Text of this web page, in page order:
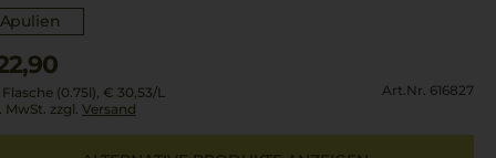
Apulien
(0.75l), € 30,53/L
MwSt. zzgl. Versand
Art.Nr. 616827